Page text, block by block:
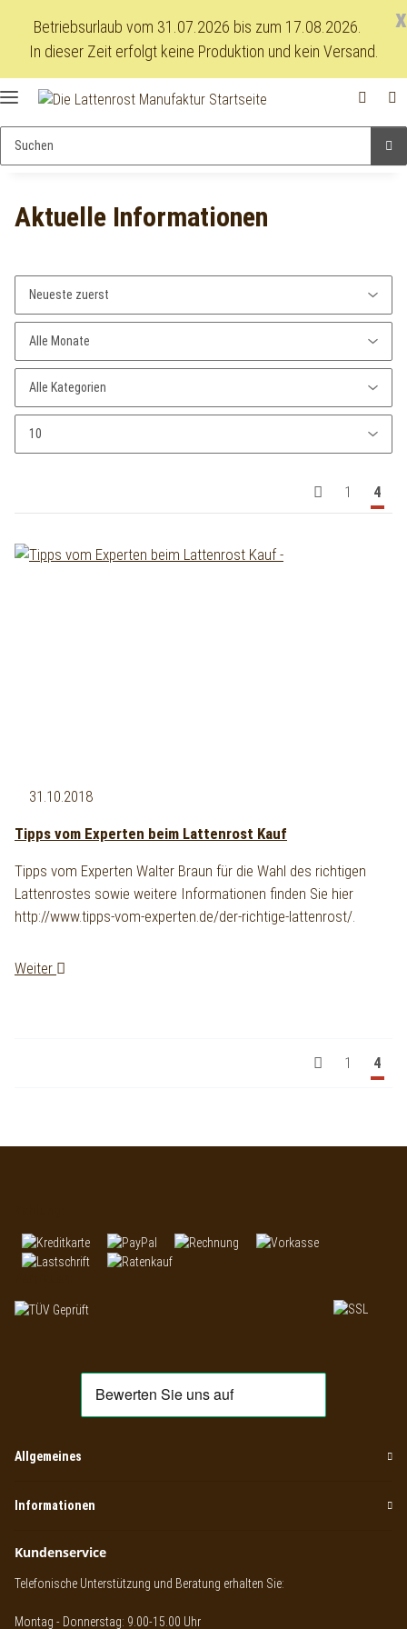
x
Betriebsurlaub vom 31.07.2026 bis zum 17.08.2026.
In dieser Zeit erfolgt keine Produktion und kein Versand.
Aktuelle Informationen
1 4
31.10.2018
Tipps vom Experten beim Lattenrost Kauf
Tipps vom Experten Walter Braun für die Wahl des richtigen
Lattenrostes sowie weitere Informationen finden Sie hier
http://www.tipps-vom-experten.de/der-richtige-lattenrost/.
Weiter
1 4
Allgemeines
Informationen
Kundenservice
Telefonische Unterstützung und Beratung erhalten Sie:
Montag - Donnerstag: 9.00-15.00 Uhr